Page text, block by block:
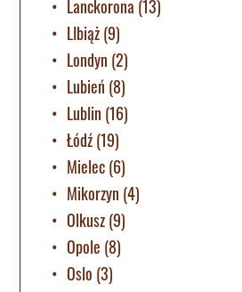
Lanckorona (13)
LIbiąż(9)
Londyn (2)
Lubień (8)
Lublin (16)
Łódź(19)
Mielec(6)
Mikorzyn (4)
Olkusz(9)
Opole (8)
Oslo (3)